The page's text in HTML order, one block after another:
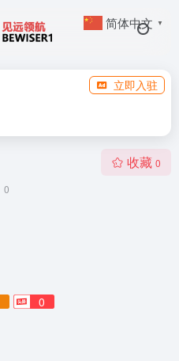
立即入驻
0
收藏 0
0
简体中文 ▼